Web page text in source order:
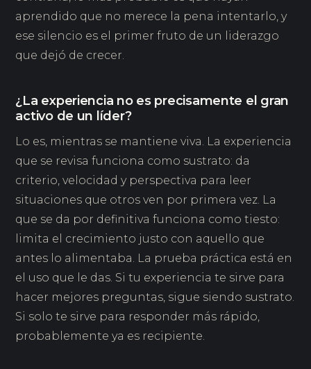
aprendido que no merece la pena intentarlo, y
ese silencio es el primer fruto de un liderazgo
que dejó de crecer.
¿La experiencia no es precisamente el gran
activo de un líder?
Lo es, mientras se mantiene viva. La experiencia
que se revisa funciona como sustrato: da
criterio, velocidad y perspectiva para leer
situaciones que otros ven por primera vez. La
que se da por definitiva funciona como tiesto:
limita el crecimiento justo con aquello que
antes lo alimentaba. La prueba práctica está en
el uso que le das. Si tu experiencia te sirve para
hacer mejores preguntas, sigue siendo sustrato.
Si solo te sirve para responder más rápido,
probablemente ya es recipiente.